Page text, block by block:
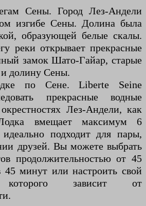
Сены. Город Лез-Андели
изгибе Сены. Долина была
образующей белые скалы.
реки открывает прекрасные
замок Шато-Гайар, старые
долину Сены.
по Сене. Liberte Seine
прекрасные водные
Лез-Андели, как
вмещает максимум 6
подходит для пары,
друзей. Вы можете выбрать
продолжительностью от 45
минут или настроить свой
зависит от